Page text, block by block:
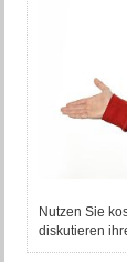
Nutzen Sie
diskutieren